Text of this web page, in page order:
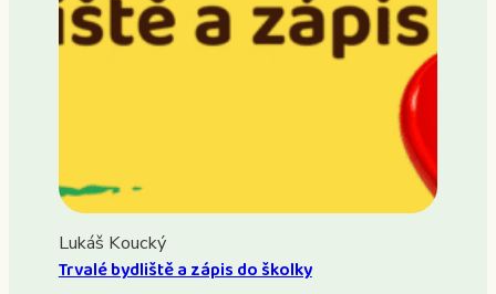
Lukáš Koucký
Trvalé bydliště a zápis do školky